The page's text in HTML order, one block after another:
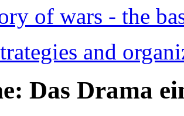
of wars - the
and
Das Drama